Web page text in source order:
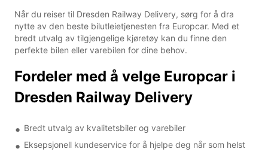
Når du reiser til Dresden Railway Delivery, sørg for å dra
nytte av den beste bilutleietjenesten fra Europcar. Med et
bredt utvalg av tilgjengelige kjøretøy kan du finne den
perfekte bilen eller varebilen for dine behov.
Fordeler med å velge Europcar i
Dresden Railway Delivery
Bredt utvalg av kvalitetsbiler og varebiler
Eksepsjonell kundeservice for å hjelpe deg når som helst